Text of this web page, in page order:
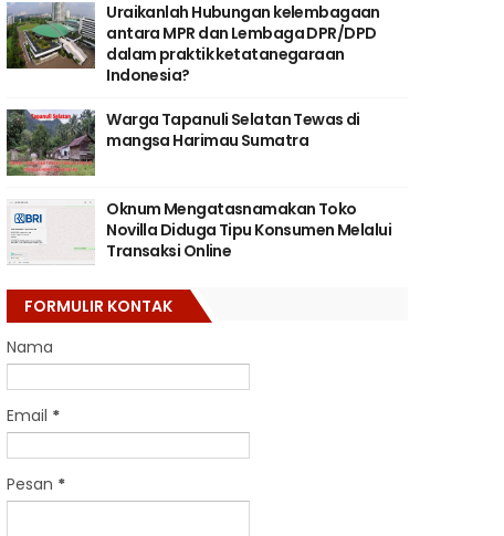
Uraikanlah Hubungan kelembagaan
antara MPR dan Lembaga DPR/DPD
dalam praktik ketatanegaraan
Indonesia?
Warga Tapanuli Selatan Tewas di
mangsa Harimau Sumatra
Oknum Mengatasnamakan Toko
Novilla Diduga Tipu Konsumen Melalui
Transaksi Online
FORMULIR KONTAK
Nama
Email *
Pesan *